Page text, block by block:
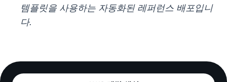
템플릿을 사용하는 자동화된 레퍼런스 배포입니
다.